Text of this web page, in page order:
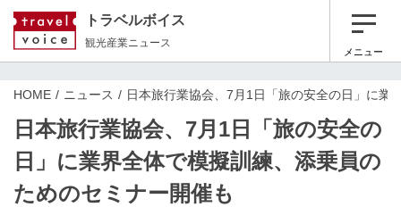
トラベルボイス
観光産業ニュース
メニュー
HOME ニュース 日本旅行業協会、7月1日「旅の安全の日」に業
日本旅行業協会、7月1日「旅の安全の
日」に業界全体で模擬訓練、添乗員の
ためのセミナー開催も